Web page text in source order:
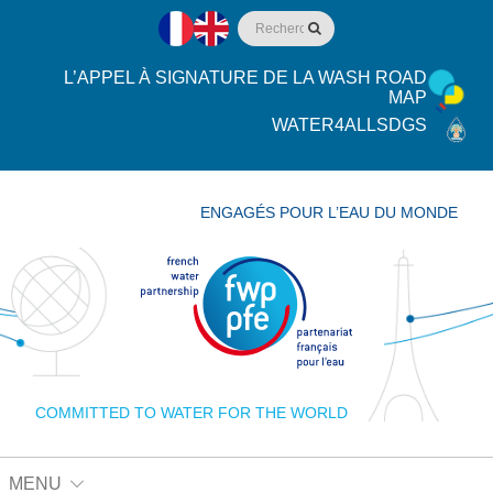
L’APPEL À SIGNATURE DE LA WASH ROAD
MAP
WATER4ALLSDGS
COMMITTED TO WATER FOR THE WORLD
ENGAGÉS POUR L’EAU DU MONDE
MENU